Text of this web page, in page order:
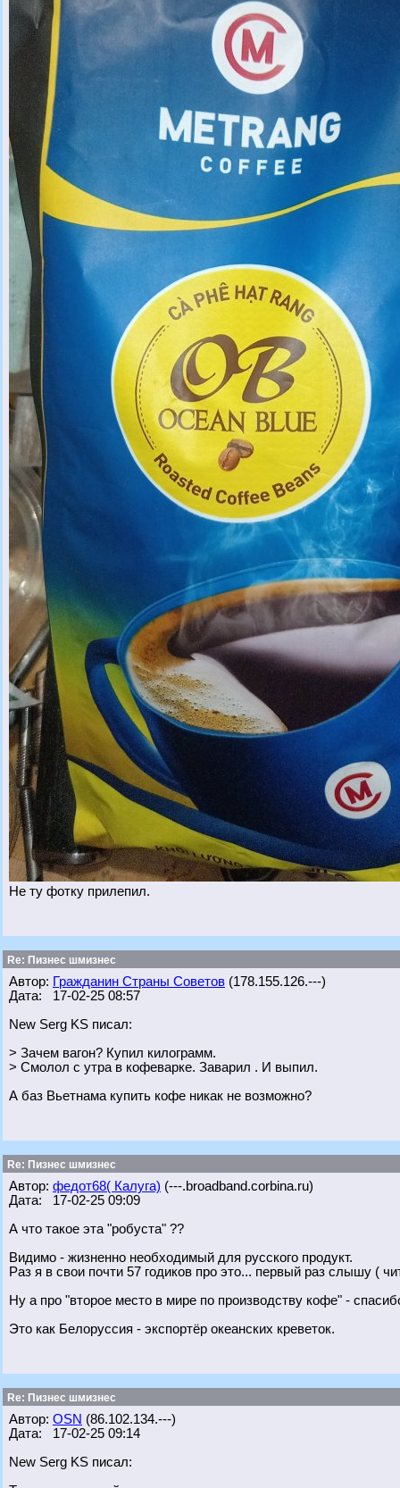
Не ту фотку прилепил.
Re: Пизнес шмизнес
Автор: Гражданин Страны Советов (178.155.126.---)
Дата: 17-02-25 08:57
New Serg KS писал:
> Зачем вагон? Купил килограмм.
> Смолол с утра в кофеварке. Заварил . И выпил.
А баз Вьетнама купить кофе никак не возможно?
Re: Пизнес шмизнес
Автор: федот68( Калуга) (---.broadband.corbina.ru)
Дата: 17-02-25 09:09
А что такое эта "робуста" ??
Видимо - жизненно необходимый для русского продукт.
Раз я в свои почти 57 годиков про это... первый раз слышу (
Ну а про "второе место в мире по производству кофе" -
Это как Белоруссия - экспортёр океанских креветок.
Re: Пизнес шмизнес
Автор: OSN (86.102.134.---)
Дата: 17-02-25 09:14
New Serg KS писал: